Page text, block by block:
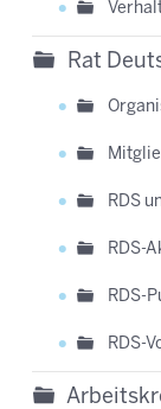
Rat
RDS
RDS-
RDS-
RDS-